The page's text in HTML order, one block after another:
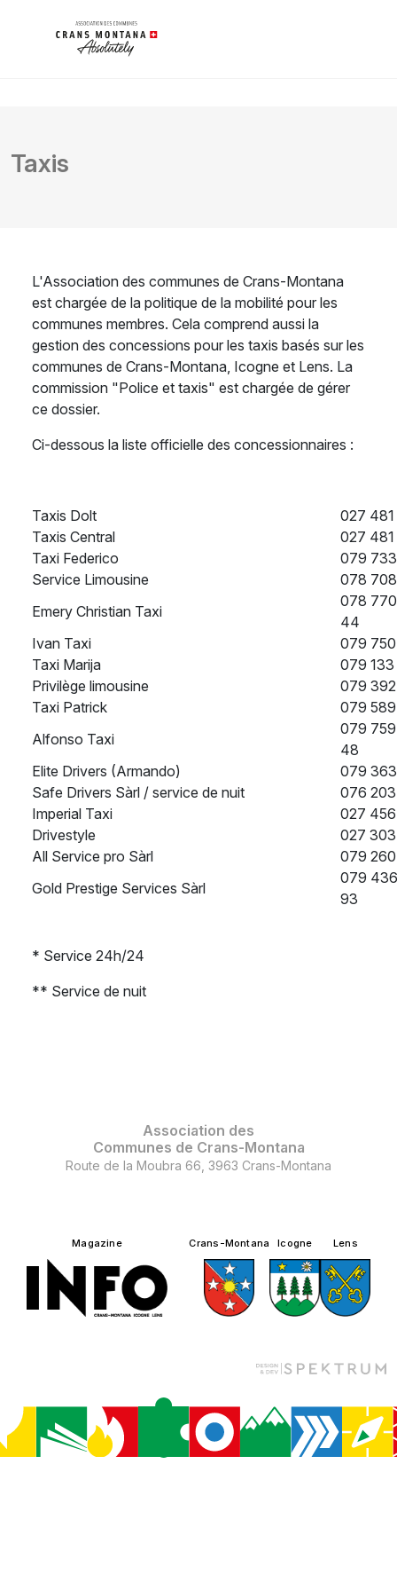
Taxis
L'Association des communes de Crans-Montana
est chargée de la politique de la mobilité pour les
communes membres. Cela comprend aussi la
gestion des concessions pour les taxis basés sur les
communes de Crans-Montana, Icogne et Lens. La
commission "Police et taxis" est chargée de gérer
ce dossier.
Ci-dessous la liste officielle des concessionnaires :
Taxis Dolt
027
Taxis Central
027
Taxi Federico
079
Service Limousine
078
Emery Christian Taxi
078
44
Ivan Taxi
079
Taxi Marija
079
Privilège limousine
079
Taxi Patrick
079
Alfonso Taxi
079
48
Elite Drivers (Armando)
079
Safe Drivers Sàrl / service de nuit
076
Imperial Taxi
027
Drivestyle
027
All Service pro Sàrl
079
Gold Prestige Services Sàrl
079
93
* Service 24h/24
** Service de nuit
Association des
Communes de Crans-Montana
Route de la Moubra 66, 3963 Crans-Montana
Magazine Crans-Montana Icogne Lens